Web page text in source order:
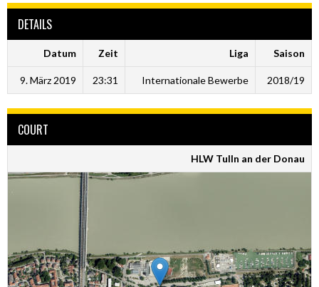
DETAILS
Datum Zeit Liga Saison
9. März 2019 23:31 Internationale Bewerbe 2018/19
COURT
HLW Tulln an der Donau